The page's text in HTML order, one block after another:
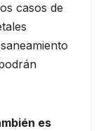
casos de
es